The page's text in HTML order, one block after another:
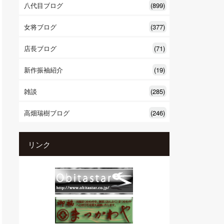
八代目ブログ (899)
女将ブログ (377)
店長ブログ (71)
新作振袖紹介 (19)
雑談 (285)
高畑瑞樹ブログ (246)
リンク